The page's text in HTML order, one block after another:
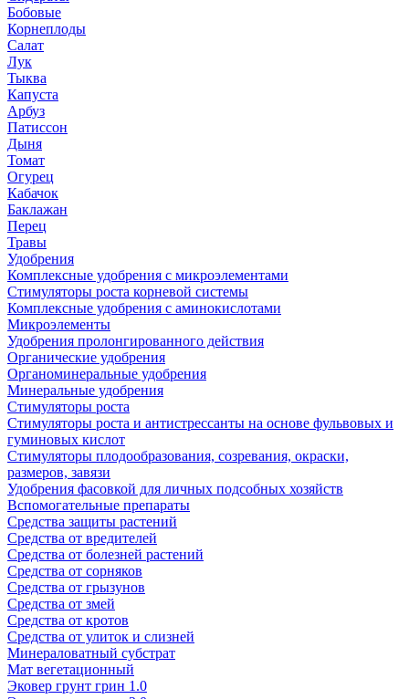
Бобовые
Корнеплоды
Салат
Лук
Тыква
Капуста
Арбуз
Патиссон
Дыня
Томат
Огурец
Кабачок
Баклажан
Перец
Травы
Удобрения
Комплексные удобрения с микроэлементами
Стимуляторы роста корневой системы
Комплексные удобрения с аминокислотами
Микроэлементы
Удобрения пролонгированного действия
Органические удобрения
Органоминеральные удобрения
Минеральные удобрения
Стимуляторы роста
Стимуляторы роста и антистрессанты на основе фульвовых и
гуминовых кислот
Стимуляторы плодообразования, созревания, окраски,
размеров, завязи
Удобрения фасовкой для личных подсобных хозяйств
Вспомогательные препараты
Средства защиты растений
Средства от вредителей
Средства от болезней растений
Средства от сорняков
Средства от грызунов
Средства от змей
Средства от кротов
Средства от улиток и слизней
Минераловатный субстрат
Мат вегетационный
Эковер грунт грин 1.0